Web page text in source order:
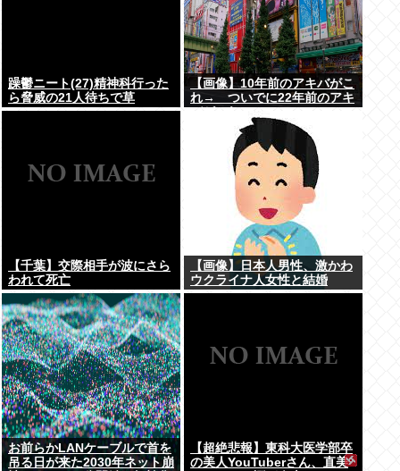
躁鬱ニート(27)精神科行った
ら脅威の21人待ちで草
【画像】10年前のアキバがこ
れ→ ついでに22年前のアキ
【千葉】交際相手が波にさら
われて死亡
【画像】日本人男性、激かわ
ウクライナ人女性と結婚
www
お前らかLANケーブルで首を
吊る日が来た2030年ネット崩
【超絶悲報】東科大医学部卒
の美人YouTuberさん、直美